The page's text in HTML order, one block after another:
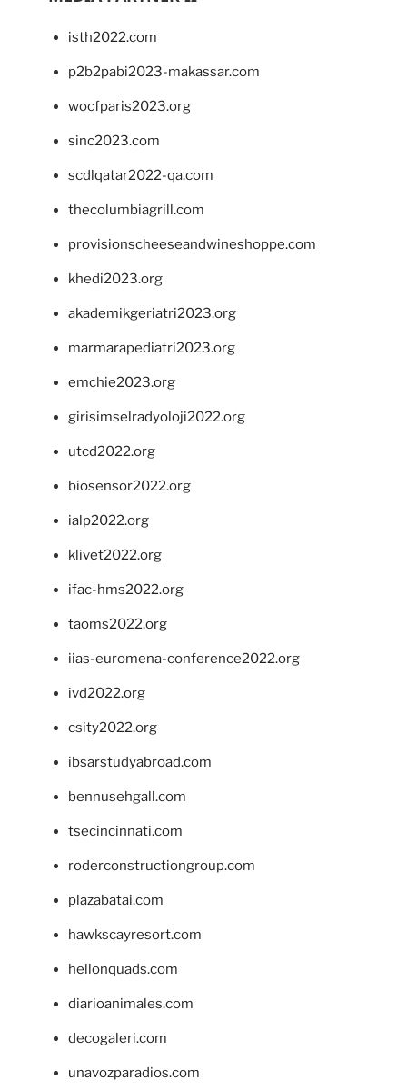
isth2022.com
p2b2pabi2023-makassar.com
wocfparis2023.org
sinc2023.com
scdlqatar2022-qa.com
thecolumbiagrill.com
provisionscheeseandwineshoppe.com
khedi2023.org
akademikgeriatri2023.org
marmarapediatri2023.org
emchie2023.org
girisimselradyoloji2022.org
utcd2022.org
biosensor2022.org
ialp2022.org
klivet2022.org
ifac-hms2022.org
taoms2022.org
iias-euromena-conference2022.org
ivd2022.org
csity2022.org
ibsarstudyabroad.com
bennusehgall.com
tsecincinnati.com
roderconstructiongroup.com
plazabatai.com
hawkscayresort.com
hellonquads.com
diarioanimales.com
decogaleri.com
unavozparadios.com